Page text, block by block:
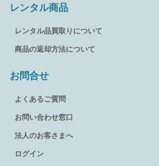
レンタル商品
レンタル品買取りについて
商品の返却方法について
お問合せ
よくあるご質問
お問い合わせ窓口
法人のお客さまへ
ログイン